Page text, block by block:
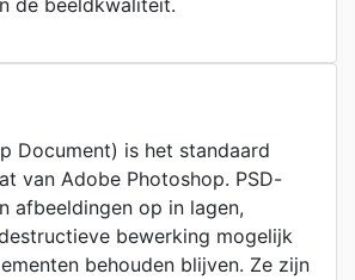
de beeldkwaliteit.
Document) is het standaard
van Adobe Photoshop. PSD-
afbeeldingen op in lagen,
bewerking mogelijk
behouden blijven. Ze zijn